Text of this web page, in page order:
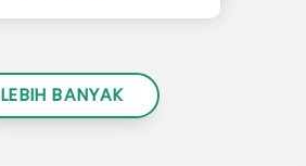
LEBIH BANYAK